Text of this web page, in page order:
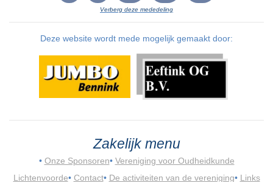
Verberg deze mededeling
Deze website wordt mede mogelijk gemaakt door:
Zakelijk menu
• Onze Sponsoren• Vereniging voor Oudheidkunde
Lichtenvoorde• Contact• De activiteiten van de vereniging• Links